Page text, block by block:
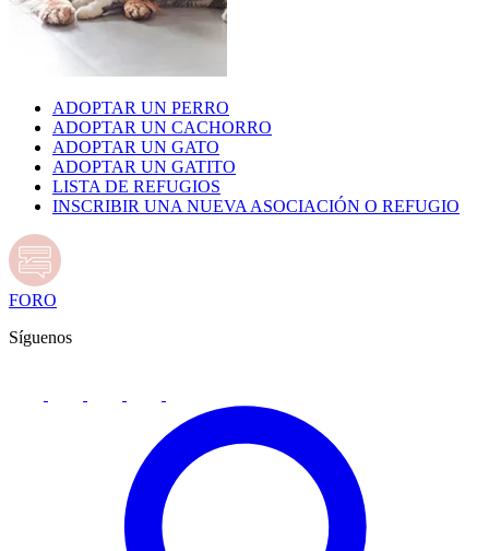
ADOPTAR UN PERRO
ADOPTAR UN CACHORRO
ADOPTAR UN GATO
ADOPTAR UN GATITO
LISTA DE REFUGIOS
INSCRIBIR UNA NUEVA ASOCIACIÓN O REFUGIO
FORO
Síguenos